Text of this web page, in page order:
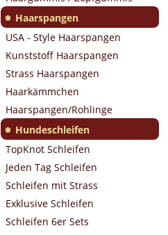
● Haarspangen
USA - Style Haarspangen
Kunststoff Haarspangen
Strass Haarspangen
Haarkämmchen
Haarspangen/Rohlinge
● Hundeschleifen
TopKnot Schleifen
Jeden Tag Schleifen
Schleifen mit Strass
Exklusive Schleifen
Schleifen 6er Sets